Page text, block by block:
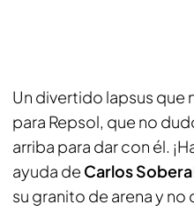
Un divertido lapsus
para Repsol, que no
arriba para dar con él.
ayuda de Carlos
su granito de arena y no